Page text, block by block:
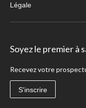
Légale
Soyez le premier à
Recevez votre
S'inscrire